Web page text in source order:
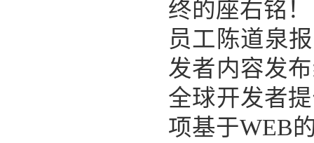
终的座右铭！
员工陈道泉
发者内容发
全球开发者
项基于WEB